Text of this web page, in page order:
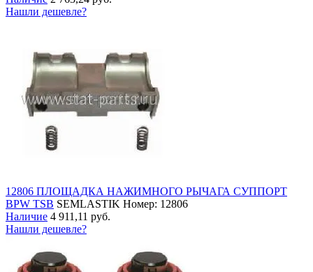
Нашли дешевле?
12806 ПЛОЩАДКА НАЖИМНОГО РЫЧАГА СУППОРТ
BPW TSB SEMLASTIK Номер: 12806
Наличие 4 911,11 руб.
Нашли дешевле?